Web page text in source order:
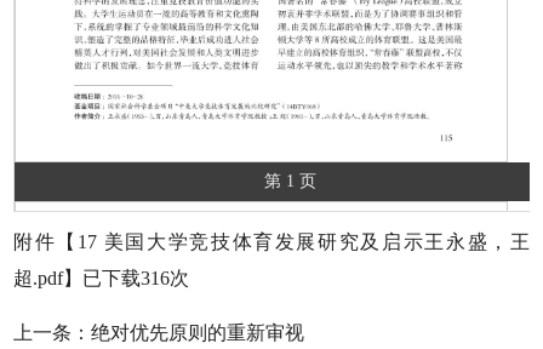
第 1 页
附件【 17 美国大学竞技体育发展研究及启示王永盛，王
超.pdf】已下载316次
上一条：绝对优先原则的重新审视